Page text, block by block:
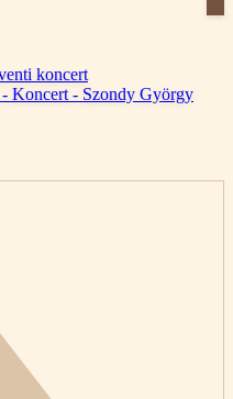
koncert
Koncert - Szondy György